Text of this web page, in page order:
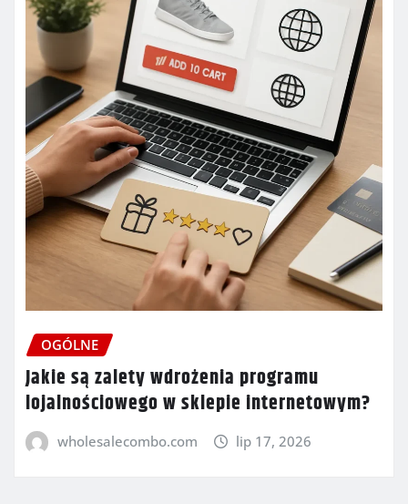
OGÓLNE
Jakie są zalety wdrożenia programu
lojalnościowego w sklepie internetowym?
wholesalecombo.com lip 17, 2026